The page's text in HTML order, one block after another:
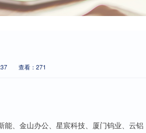
查看：271
、金山办公、星宸科技、厦门钨业、云铝